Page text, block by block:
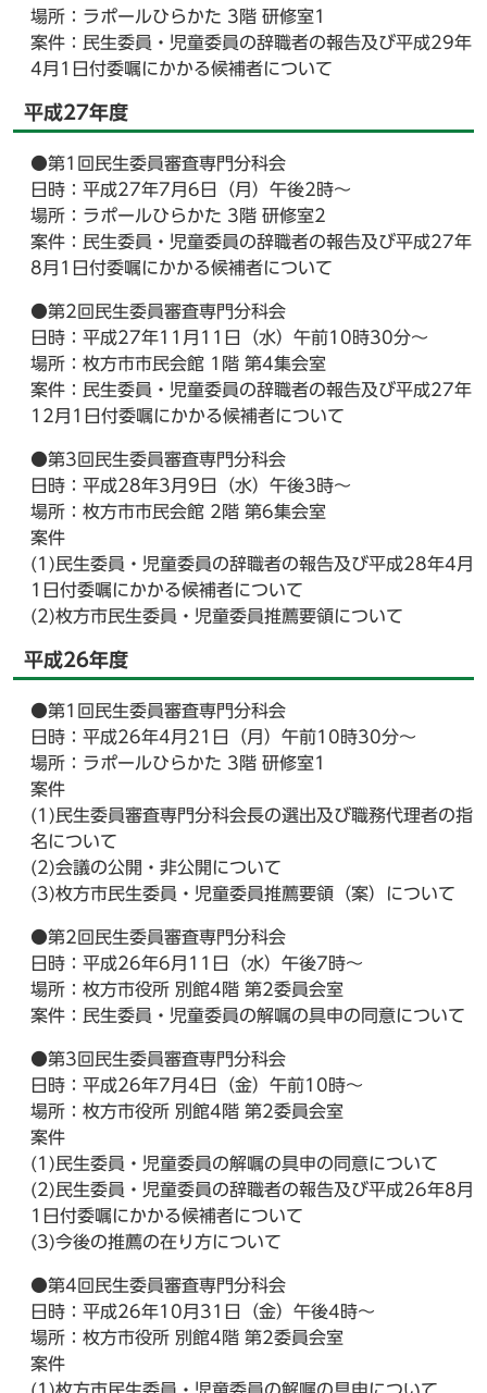
場所：ラポールひらかた 3階 研修室1
案件：民生委員・児童委員の辞職者の報告及び平成29年
4月1日付委嘱にかかる候補者について
平成27年度
●第1回民生委員審査専門分科会
日時：平成27年7月6日（月）午後2時～
場所：ラポールひらかた 3階 研修室2
案件：民生委員・児童委員の辞職者の報告及び平成27年
8月1日付委嘱にかかる候補者について
●第2回民生委員審査専門分科会
日時：平成27年11月11日（水）午前10時30分～
場所：枚方市市民会館 1階 第4集会室
案件：民生委員・児童委員の辞職者の報告及び平成27年
12月1日付委嘱にかかる候補者について
●第3回民生委員審査専門分科会
日時：平成28年3月9日（水）午後3時～
場所：枚方市市民会館 2階 第6集会室
案件
(1)民生委員・児童委員の辞職者の報告及び平成28年4月
1日付委嘱にかかる候補者について
(2)枚方市民生委員・児童委員推薦要領について
平成26年度
●第1回民生委員審査専門分科会
日時：平成26年4月21日（月）午前10時30分～
場所：ラポールひらかた 3階 研修室1
案件
(1)民生委員審査専門分科会長の選出及び職務代理者の指
名について
(2)会議の公開・非公開について
(3)枚方市民生委員・児童委員推薦要領（案）について
●第2回民生委員審査専門分科会
日時：平成26年6月11日（水）午後7時～
場所：枚方市役所 別館4階 第2委員会室
案件：民生委員・児童委員の解嘱の具申の同意について
●第3回民生委員審査専門分科会
日時：平成26年7月4日（金）午前10時～
場所：枚方市役所 別館4階 第2委員会室
案件
(1)民生委員・児童委員の解嘱の具申の同意について
(2)民生委員・児童委員の辞職者の報告及び平成26年8月
1日付委嘱にかかる候補者について
(3)今後の推薦の在り方について
●第4回民生委員審査専門分科会
日時：平成26年10月31日（金）午後4時～
場所：枚方市役所 別館4階 第2委員会室
案件